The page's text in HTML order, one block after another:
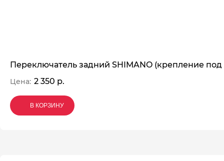
Переключатель задний SHIMANO (крепление под
Цена: 2 350 р.
В КОРЗИНУ
В КОРЗИНУ
В КОРЗИНУ